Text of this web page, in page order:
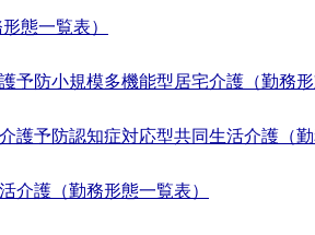
態一覧表）
予防小規模多機能型居宅介護（勤務形
護予防認知症対応型共同生活介護（勤
介護（勤務形態一覧表）